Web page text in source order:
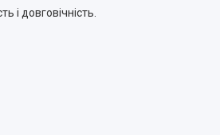
і довговічність.